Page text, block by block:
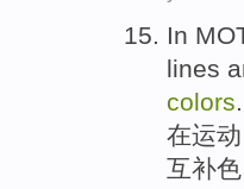
In
lines
colors.
在运动
互补色